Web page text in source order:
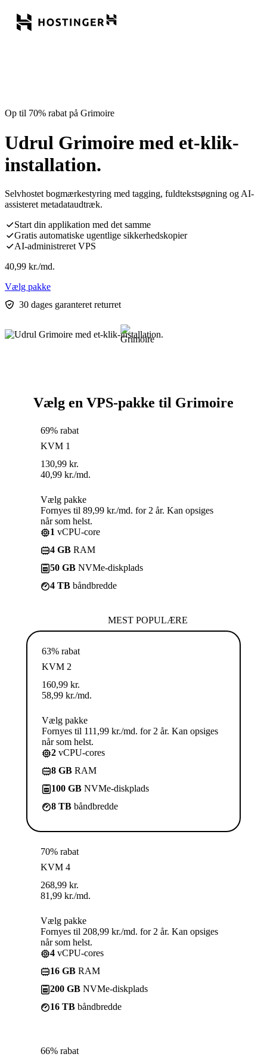
Op til 70% rabat på Grimoire
Udrul Grimoire med et-klik-
installation.
Selvhostet bogmærkestyring med tagging, fuldtekstsøgning og AI-
assisteret metadataudtræk.
Start din applikation med det samme
Gratis automatiske ugentlige sikkerhedskopier
AI-administreret VPS
40,99 kr./md.
Vælg pakke
30 dages garanteret returret
Vælg en VPS-pakke til Grimoire
69% rabat
KVM 1
130,99 kr.
40,99 kr./md.
Vælg pakke
Fornyes til 89,99 kr./md. for 2 år. Kan opsiges
når som helst.
1 vCPU-core
4 GB RAM
50 GB NVMe-diskplads
4 TB båndbredde
MEST POPULÆRE
63% rabat
KVM 2
160,99 kr.
58,99 kr./md.
Vælg pakke
Fornyes til 111,99 kr./md. for 2 år. Kan opsiges
når som helst.
2 vCPU-cores
8 GB RAM
100 GB NVMe-diskplads
8 TB båndbredde
70% rabat
KVM 4
268,99 kr.
81,99 kr./md.
Vælg pakke
Fornyes til 208,99 kr./md. for 2 år. Kan opsiges
når som helst.
4 vCPU-cores
16 GB RAM
200 GB NVMe-diskplads
16 TB båndbredde
66% rabat